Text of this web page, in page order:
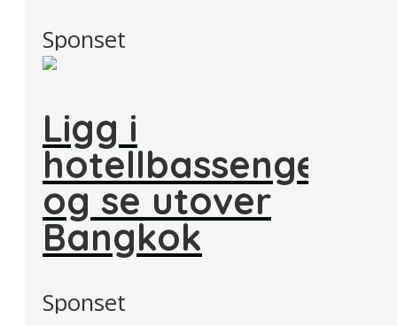
Sponset
Ligg i
hotellbassenget
og se utover
Bangkok
Sponset